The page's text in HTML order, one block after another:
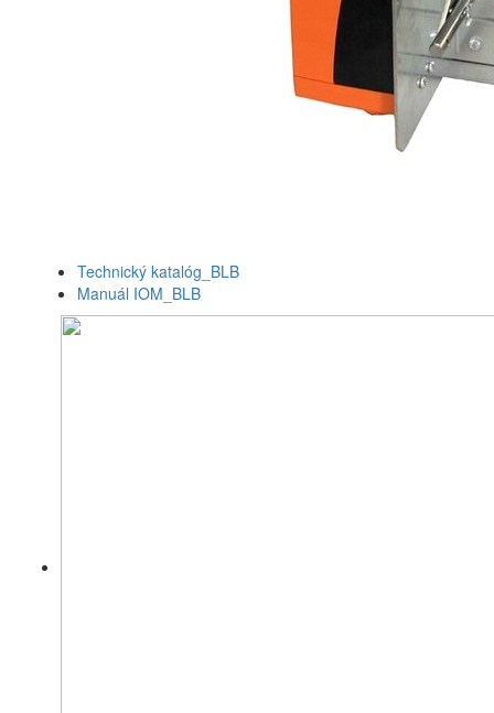
Technický katalóg_BLB
Manuál IOM_BLB